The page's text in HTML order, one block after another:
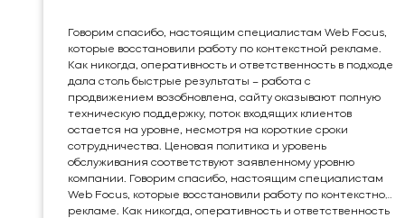
Говорим спасибо, настоящим специалистам Web Focus,
которые восстановили работу по контекстной рекламе.
Как никогда, оперативность и ответственность в подходе
дала столь быстрые результаты – работа с
продвижением возобновлена, сайту оказывают полную
техническую поддержку, поток входящих клиентов
остается на уровне, несмотря на короткие сроки
сотрудничества. Ценовая политика и уровень
обслуживания соответствуют заявленному уровню
компании. Говорим спасибо, настоящим специалистам
Web Focus, которые восстановили работу по контекстной
рекламе. Как никогда, оперативность и ответственность